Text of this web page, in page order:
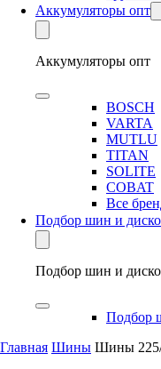
Аккумуляторы опт
Аккумуляторы опт
BOSCH
VARTA
MUTLU
TITAN
SOLITE
COBAT
Все
Подбор шин и
Подбор шин и
Подбор
Главная Шины Шины 225/